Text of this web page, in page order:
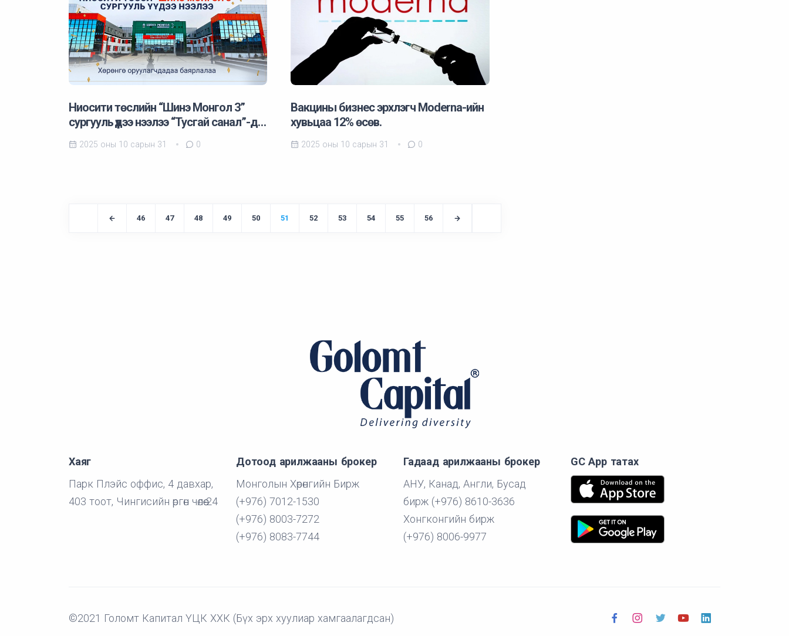
Ниосити төслийн “Шинэ Монгол 3”
сургууль үүдээ нээлээ “Тусгай санал”-д…
2025 оны 10 сарын 31 0
Вакцины бизнес эрхлэгч Мoderna-ийн
хувьцаа 12% өсөв.
2025 оны 10 сарын 31 0
46 47 48 49 50 51 52 53 54 55 56
Хаяг
Парк Плэйс оффис, 4 давхар,
403 тоот, Чингисийн өргөн чөлөө-24
Дотоод арилжааны брокер
Монголын Хөрөнгийн Бирж
(+976) 7012-1530
(+976) 8003-7272
(+976) 8083-7744
Гадаад арилжааны брокер
АНУ, Канад, Англи, Бусад
бирж (+976) 8610-3636
Хонгконгийн бирж
(+976) 8006-9977
GC App татах
©2021 Голомт Капитал ҮЦК ХХК (Бүх эрх хуулиар хамгаалагдсан)